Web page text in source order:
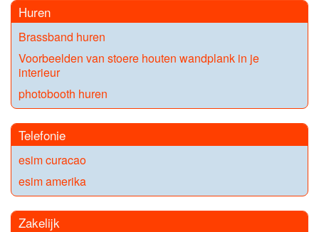
Huren
Brassband huren
Voorbeelden van stoere houten wandplank in je
interieur
photobooth huren
Telefonie
esim curacao
esim amerika
Zakelijk